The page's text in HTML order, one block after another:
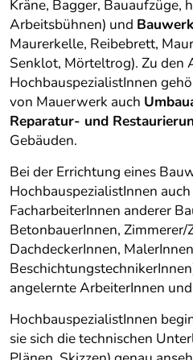
Kräne, Bagger, Bauaufzüge,
Arbeitsbühnen) und
Maurerkelle, Reibebrett,
Senklot, Mörteltrog). Zu den
HochbauspezialistInnen
von Mauerwerk auch
Reparatur- und
Gebäuden.
Bei der Errichtung eines
HochbauspezialistInnen
FacharbeiterInnen anderer
BetonbauerInnen, Zimmerer/
DachdeckerInnen,
angelernte ArbeiterInnen
HochbauspezialistInnen
sie sich die technischen